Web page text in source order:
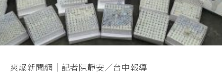
爽爆新聞網｜記者陳靜安／台中報導